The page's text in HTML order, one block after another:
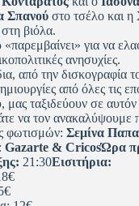
Σπανού στο τσέλο και η
στη βιόλα.
για να
ανησυχίες.
από την δισκογραφία
από όλες τις
μας ταξιδεύουν σε
να τον ανακαλύψουμε
φωτισμών: Σεμίνα
Gazarte & CricosΏρα
21:30Εισιτήρια: